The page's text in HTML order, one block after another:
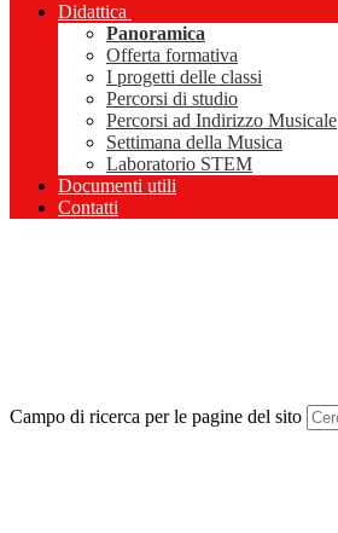
Didattica
Panoramica
Offerta formativa
I progetti delle classi
Percorsi di studio
Percorsi ad Indirizzo Musicale
Settimana della Musica
Laboratorio STEM
Documenti utili
Contatti
Campo di ricerca per le pagine del sito